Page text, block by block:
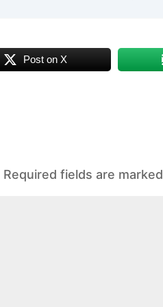
Post on X
Required fields are marked